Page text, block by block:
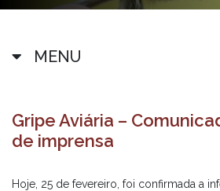
MENU
Gripe Aviária –
de imprensa
Hoje, 25 de fevereiro, foi confirmada a